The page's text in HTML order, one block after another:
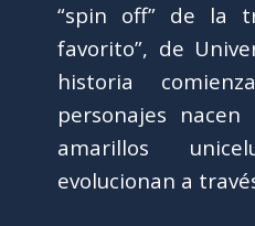
“spin off” de la
favorito”, de
historia
personajes nacen
amarillos
evolucionan a